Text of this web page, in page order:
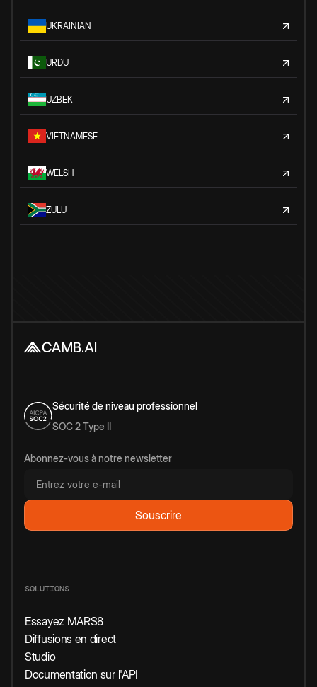
UKRAINIAN
URDU
UZBEK
VIETNAMESE
WELSH
ZULU
Sécurité de niveau professionnel
SOC 2 Type II
Abonnez-vous à notre newsletter
SOLUTIONS
Essayez MARS8
Diffusions en direct
Studio
Documentation sur l'API